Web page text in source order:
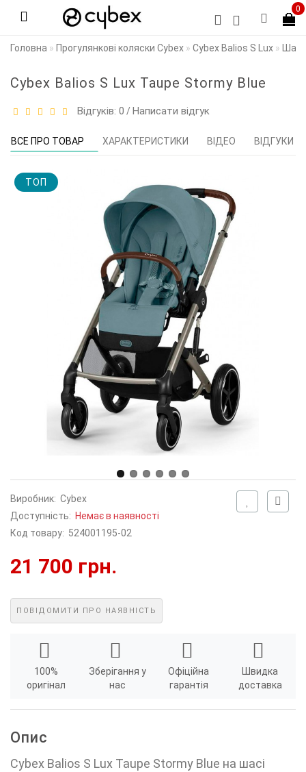
0
Головна Прогулянкові коляски Cybex Cybex Balios S Lux
Cybex Balios S Lux Taupe Stormy Blue
Відгуків: 0 /Написати відгук
ВСЕ ПРО ТОВАР ХАРАКТЕРИСТИКИ ВІДЕО ВІДГУКИ
TOП
Виробник: Cybex
Доступність: Немає в наявності
Код товару: 524001195-02
21 700 грн.
ПОВІДОМИТИ ПРО НАЯВНІСТЬ
100%
оригінал
Зберігання у
нас
Офіційна
гарантія
Швидка
доставка
Опис
Cybex Balios S Lux Taupe Stormy Blue на шасі